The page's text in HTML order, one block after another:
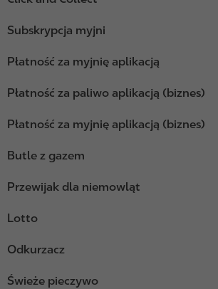
Subskrypcja myjni
Płatność za myjnię aplikacją
Płatność za paliwo aplikacją (biznes)
Płatność za myjnię aplikacją (biznes)
Butle z gazem
Przewijak dla niemowląt
Lotto
Odkurzacz
Świeże pieczywo